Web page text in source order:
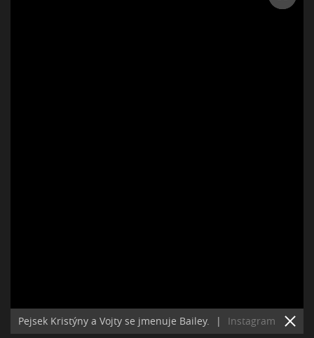
Pejsek Kristýny a Vojty se jmenuje Bailey. | Instagram